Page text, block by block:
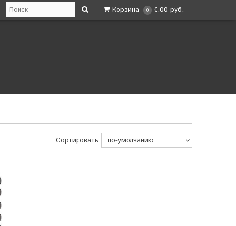
Корзина 0 0.00 руб.
Сортировать